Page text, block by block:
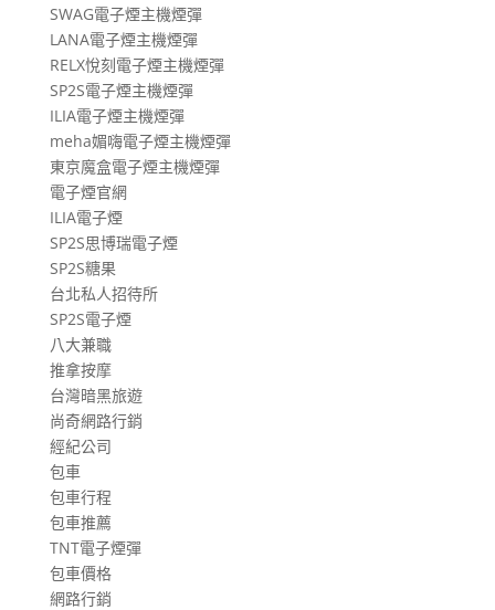
SWAG電子煙主機煙彈
LANA電子煙主機煙彈
RELX悅刻電子煙主機煙彈
SP2S電子煙主機煙彈
ILIA電子煙主機煙彈
meha媚嗨電子煙主機煙彈
東京魔盒電子煙主機煙彈
電子煙官網
ILIA電子煙
SP2S思博瑞電子煙
SP2S糖果
台北私人招待所
SP2S電子煙
八大兼職
推拿按摩
台灣暗黑旅遊
尚奇網路行銷
經紀公司
包車
包車行程
包車推薦
TNT電子煙彈
包車價格
網路行銷